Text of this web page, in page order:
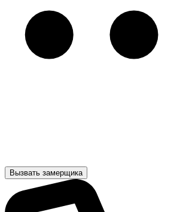
Вызвать замерщика